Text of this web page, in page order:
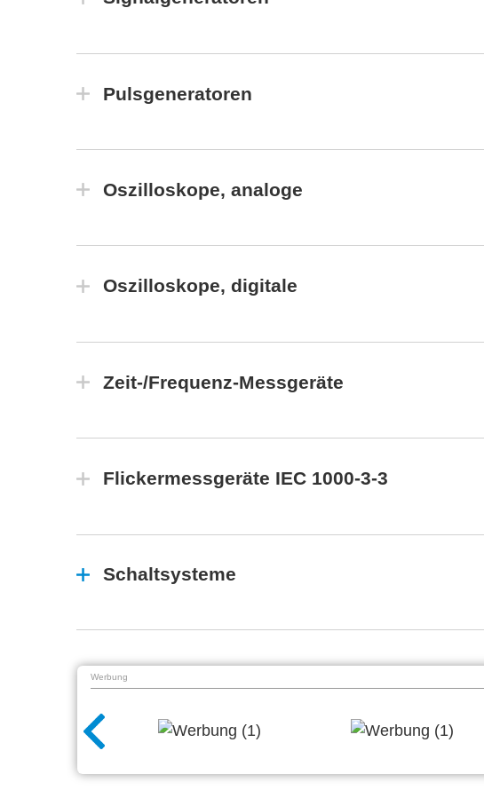
Pulsgeneratoren
Oszilloskope, analoge
Oszilloskope, digitale
Zeit-/Frequenz-Messgeräte
Flickermessgeräte IEC 1000-3-3
Schaltsysteme
Werbung